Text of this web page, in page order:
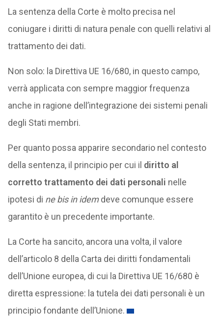
La sentenza della Corte è molto precisa nel
coniugare i diritti di natura penale con quelli relativi al
trattamento dei dati.
Non solo: la Direttiva UE 16/680, in questo campo,
verrà applicata con sempre maggior frequenza
anche in ragione dell’integrazione dei sistemi penali
degli Stati membri.
Per quanto possa apparire secondario nel contesto
della sentenza, il principio per cui il diritto al
corretto trattamento dei dati personali nelle
ipotesi di ne bis in idemdeve comunque essere
garantito è un precedente importante.
La Corte ha sancito, ancora una volta, il valore
dell’articolo 8 della Carta dei diritti fondamentali
dell’Unione europea, di cui la Direttiva UE 16/680 è
diretta espressione: la tutela dei dati personali è un
principio fondante dell’Unione.